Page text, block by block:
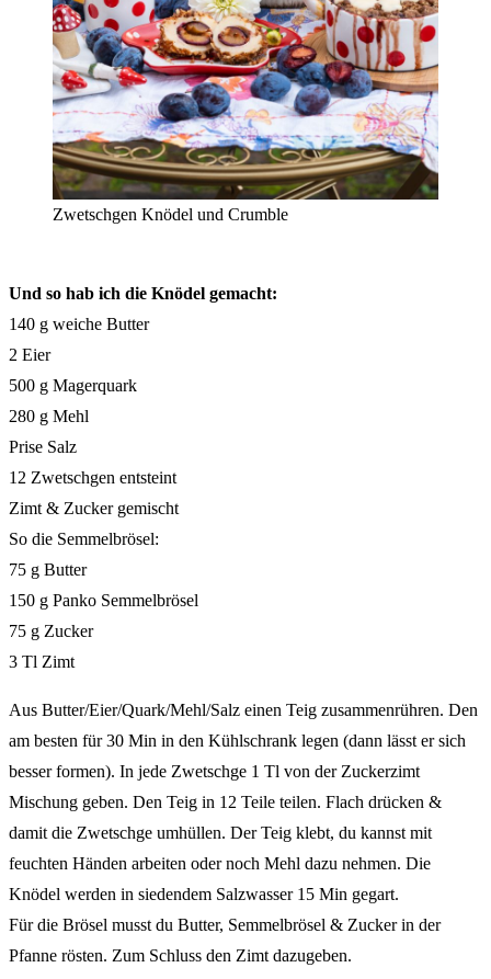
Zwetschgen Knödel und Crumble
Und so hab ich die Knödel gemacht:
140 g weiche Butter
2 Eier
500 g Magerquark
280 g Mehl
Prise Salz
12 Zwetschgen entsteint
Zimt & Zucker gemischt
So die Semmelbrösel:
75 g Butter
150 g Panko Semmelbrösel
75 g Zucker
3 Tl Zimt
Aus Butter/Eier/Quark/Mehl/Salz einen Teig zusammenrühren. Den
am besten für 30 Min in den Kühlschrank legen (dann lässt er sich
besser formen). In jede Zwetschge 1 Tl von der Zuckerzimt
Mischung geben. Den Teig in 12 Teile teilen. Flach drücken &
damit die Zwetschge umhüllen. Der Teig klebt, du kannst mit
feuchten Händen arbeiten oder noch Mehl dazu nehmen. Die
Knödel werden in siedendem Salzwasser 15 Min gegart.
Für die Brösel musst du Butter, Semmelbrösel & Zucker in der
Pfanne rösten. Zum Schluss den Zimt dazugeben.